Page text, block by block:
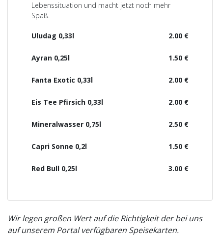
Lebenssituation und macht jetzt noch mehr
Spaß.
2.00 €
Uludag 0,33l
1.50 €
Ayran 0,25l
2.00 €
Fanta Exotic 0,33l
2.00 €
Eis Tee Pfirsich 0,33l
2.50 €
Mineralwasser 0,75l
1.50 €
Capri Sonne 0,2l
3.00 €
Red Bull 0,25l
Wir legen großen Wert auf die Richtigkeit der bei uns
auf unserem Portal verfügbaren Speisekarten.